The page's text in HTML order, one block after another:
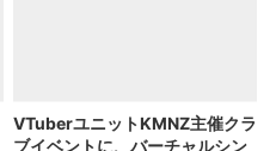
VTuberユニットKMNZ主催クラ
ブイベントに、バーチャルシン